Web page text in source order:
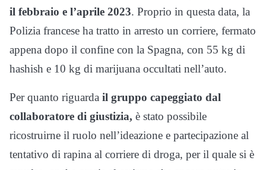
il febbraio e l’aprile 2023. Proprio in questa data, la
Polizia francese ha tratto in arresto un corriere, fermato
appena dopo il confine con la Spagna, con 55 kg di
hashish e 10 kg di marijuana occultati nell’auto.
Per quanto riguarda il gruppo capeggiato dal
collaboratore di giustizia, è stato possibile
ricostruirne il ruolo nell’ideazione e partecipazione al
tentativo di rapina al corriere di droga, per il quale si è